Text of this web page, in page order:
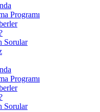
Programı
Sorular
Programı
Sorular